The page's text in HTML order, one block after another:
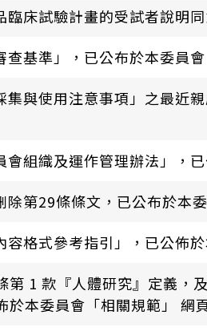
床試驗計畫的受試者說明
基準」，已公布於本委員
與使用注意事項」之最近
組織及運作管理辦法」，
第29條條文，已公布於本
格式參考指引」，已公佈
1 款『人體研究』定義
本委員會「相關規範」 網